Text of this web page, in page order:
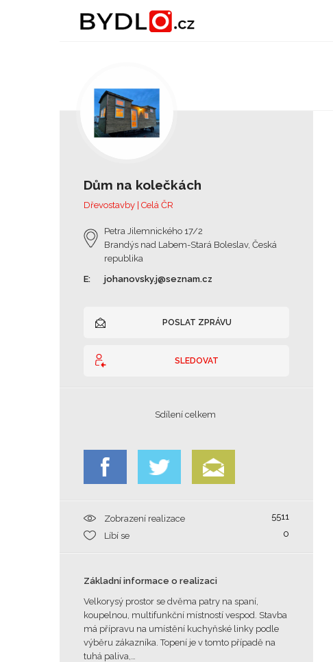
Dům na kolečkách
Dřevostavby | Celá ČR
Petra Jilemnického 17/2
Brandýs nad Labem-Stará Boleslav, Česká
republika
E:
johanovsky.j@seznam.cz
POSLAT ZPRÁVU
SLEDOVAT
Sdílení celkem
Zobrazení realizace
5511
Líbí se
0
Základní informace o realizaci
Velkorysý prostor se dvěma patry na spaní,
koupelnou, multifunkční místností vespod. Stavba
má přípravu na umístění kuchyňské linky podle
výběru zákazníka. Topení je v tomto případě na
tuhá paliva,…